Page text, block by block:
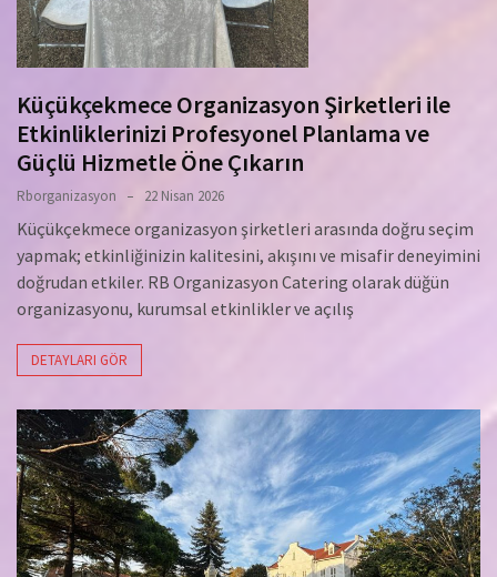
Küçükçekmece Organizasyon Şirketleri ile
Etkinliklerinizi Profesyonel Planlama ve
Güçlü Hizmetle Öne Çıkarın
Rborganizasyon 22 Nisan 2026
Küçükçekmece organizasyon şirketleri arasında doğru seçim
yapmak; etkinliğinizin kalitesini, akışını ve misafir deneyimini
doğrudan etkiler. RB Organizasyon Catering olarak düğün
organizasyonu, kurumsal etkinlikler ve açılış
DETAYLARI GÖR